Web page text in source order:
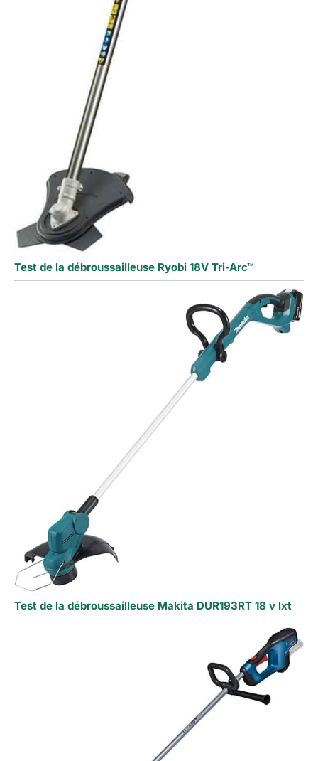
Test de la débroussailleuse Ryobi 18V Tri-Arc™
Test de la débroussailleuse Makita DUR193RT 18 v lxt